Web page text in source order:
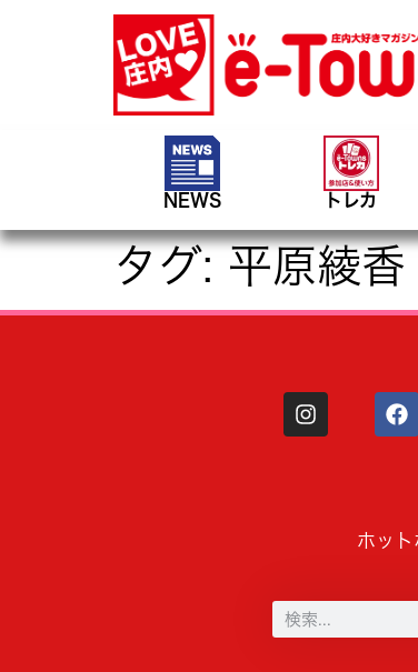
NEWS トレカ
タグ: 平原綾香
ホット